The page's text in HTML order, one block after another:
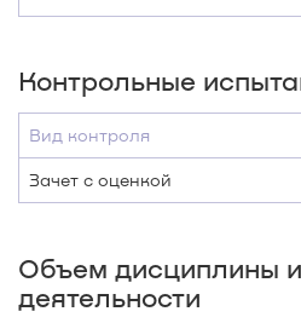
Контрольные
Вид контроля
Зачет с оценкой
Объем дисциплины
деятельности